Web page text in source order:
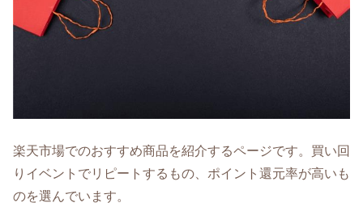
楽天市場でのおすすめ商品を紹介するページです。買い回
りイベントでリピートするもの、ポイント還元率が高いも
のを選んでいます。